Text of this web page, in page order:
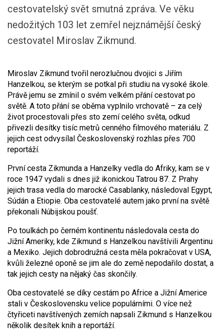
cestovatelský svět smutná zpráva. Ve věku
nedožitých 103 let zemřel nejznámější český
cestovatel Miroslav Zikmund.
Miroslav Zikmund tvořil nerozlučnou dvojici s Jiřím
Hanzelkou, se kterým se potkal při studiu na vysoké škole.
Právě jemu se zmínil o svém velkém přání cestovat po
světě. A toto přání se oběma vyplnilo vrchovatě – za celý
život procestovali přes sto zemí celého světa, odkud
přivezli desítky tisíc metrů cenného filmového materiálu. Z
jejich cest odvysílal Československý rozhlas přes 700
reportáží.
První cesta Zikmunda a Hanzelky vedla do Afriky, kam se v
roce 1947 vydali s dnes již ikonickou Tatrou 87. Z Prahy
jejich trasa vedla do marocké Casablanky, následoval Egypt,
Súdán a Etiopie. Oba cestovatelé autem jako první na světě
překonali Núbijskou poušť.
Po toulkách po černém kontinentu následovala cesta do
Jižní Ameriky, kde Zikmund s Hanzelkou navštívili Argentinu
a Mexiko. Jejich dobrodružná cesta měla pokračovat v USA,
kvůli železné oponě se jim ale do země nepodařilo dostat, a
tak jejich cesty na nějaký čas skončily.
Oba cestovatelé se díky cestám po Africe a Jižní Americe
stali v Československu velice populárními. O více než
čtyřiceti navštívených zemích napsali Zikmund s Hanzelkou
několik desítek knih a reportáží.